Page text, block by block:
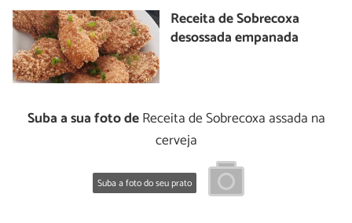
Receita de Sobrecoxa
desossada empanada
Suba a sua foto deReceita de Sobrecoxa assada na
cerveja
Suba a foto do seu prato